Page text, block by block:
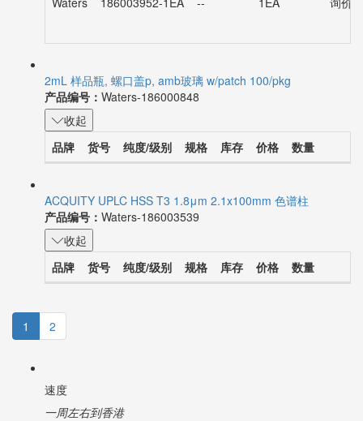
Waters
186003952-1EA 1EA 询价
2mL 样品瓶, 螺口盖p, amb玻璃 w/patch 100/pkg
产品编号： Waters-186000848
收起
品牌
货号 纯度/级别 规格 库存 价格 数量
ACQUITY UPLC HSS T3 1.8μm 2.1x100mm 色谱柱
产品编号：
收起
品牌
货号 纯度/级别 规格 库存 价格 数量
1 2
速度